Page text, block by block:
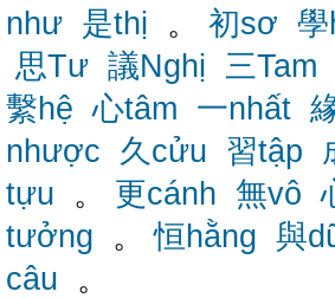
như 是thị 。 初sơ
思Tư 議Nghị 三Tam
繫hệ 心tâm 一nhất
nhược 久cửu 習tập
tựu 。 更cánh 無vô
tưởng 。恒hằng 與
câu 。